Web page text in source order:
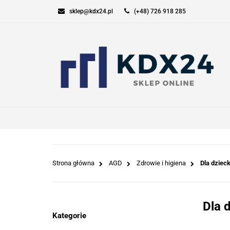
sklep@kdx24.pl (+48) 726 918 285
KOMPUTERY I
Strona główna AGD Zdrowie i higiena Dla
Kategorie
Dla